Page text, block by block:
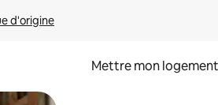
d'origine
Mettre mon